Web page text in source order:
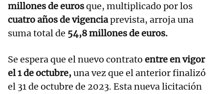
millones de eurosque, multiplicado por los
cuatro años de vigenciaprevista, arroja una
suma total de 54,8 millones de euros.
Se espera que el nuevo contrato entre en vigor
el 1 de octubre,una vez que el anterior finalizó
el 31 de octubre de 2023. Esta nueva licitación